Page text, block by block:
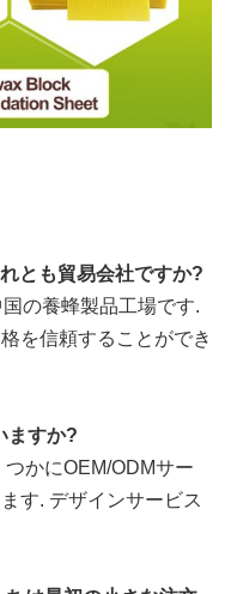
とも貿易会社ですか?
の養蜂製品工場です.
を信頼することができ
ますか?
かにOEM/ODMサー
す. デザインサービス